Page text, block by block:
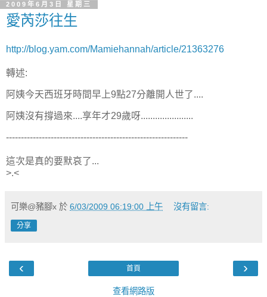
2009年6月3日 星期三
愛芮莎往生
http://blog.yam.com/Mamiehannah/article/21363276
轉述:
阿姨今天西班牙時間早上9點27分離開人世了....
阿姨沒有撐過來....享年才29歲呀......................
-------------------------------------------------------------
這次是真的要默哀了...
>.<
可樂@豬腳x 於 6/03/2009 06:19:00 上午 沒有留言:
分享
‹ ›
首頁
查看網路版